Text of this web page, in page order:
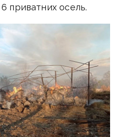
приватних осель.